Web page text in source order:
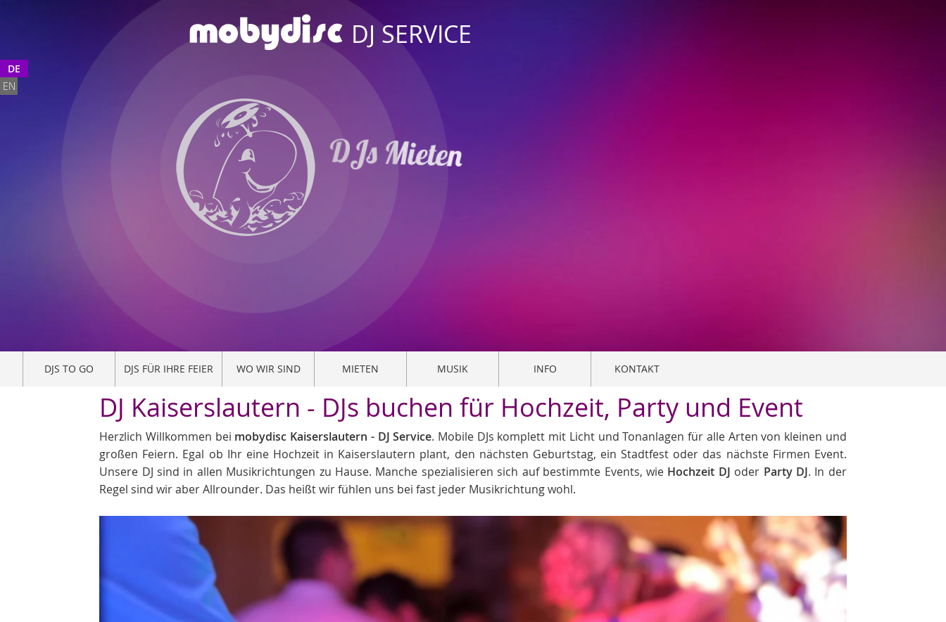
DJ SERVICE
DJs Mieten
in Kaiserslautern
DJS TO GO DJS FÜR IHRE FEIER WO WIR SIND MIETEN MUSIK INFO KONTAKT
DE
EN
DJ Kaiserslautern - DJs buchen für Hochzeit, Party und Event
Herzlich Willkommen bei mobydisc Kaiserslautern - DJ Service. Mobile DJs komplett mit Licht und Tonanlagen für alle Arten von kleinen und
großen Feiern. Egal ob Ihr eine Hochzeit in Kaiserslautern plant, den nächsten Geburtstag, ein Stadtfest oder das nächste Firmen Event.
Unsere DJ sind in allen Musikrichtungen zu Hause. Manche spezialisieren sich auf bestimmte Events, wie Hochzeit DJ oder Party DJ. In der
Regel sind wir aber Allrounder. Das heißt wir fühlen uns bei fast jeder Musikrichtung wohl.